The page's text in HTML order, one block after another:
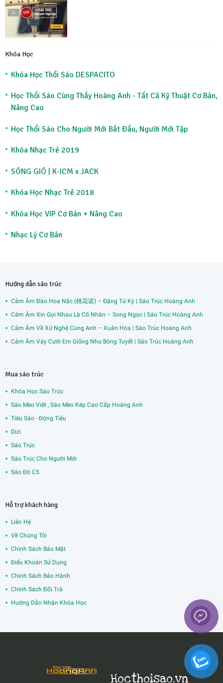
Khóa Học
Khóa Học Thổi Sáo DESPACITO
Học Thổi Sáo Cùng Thầy Hoàng Anh - Tất Cả Kỹ Thuật Cơ Bản,
Nâng Cao
Học Thổi Sáo Cho Người Mới Bắt Đầu, Người Mới Tập
Khóa Nhạc Trẻ 2019
SÓNG GIÓ | K-ICM x JACK
Khóa Học Nhạc Trẻ 2018
Khóa Học VIP Cơ Bản + Nâng Cao
Nhạc Lý Cơ Bản
Hướng dẫn sáo trúc
Cảm Âm Đào Hoa Nặc (桃花诺) – Đặng Tử Kỳ | Sáo Trúc Hoàng Anh
Cảm Âm Xin Gọi Nhau Là Cố Nhân – Song Ngọc | Sáo Trúc Hoàng Anh
Cảm Âm Về Xứ Nghệ Cùng Anh – Xuân Hòa | Sáo Trúc Hoàng Anh
Cảm Âm Váy Cưới Em Giống Như Bông Tuyết | Sáo Trúc Hoàng Anh
Mua sáo trúc
Khóa Học Sáo Trúc
Sáo Mèo Việt , Sáo Mèo Kép Cao Cấp Hoàng Anh
Tiêu Sáo - Động Tiêu
Dizi
Sáo Trúc
Sáo Trúc Cho Người Mới
Sáo Đô C5
Hỗ trợ khách hàng
Liên Hệ
Về Chúng Tôi
Chính Sách Bảo Mật
Điểu Khoản Sử Dụng
Chính Sách Bảo Hành
Chính Sách Đổi Trả
Hướng Dẫn Nhận Khóa Học
Hocthoisao.vn